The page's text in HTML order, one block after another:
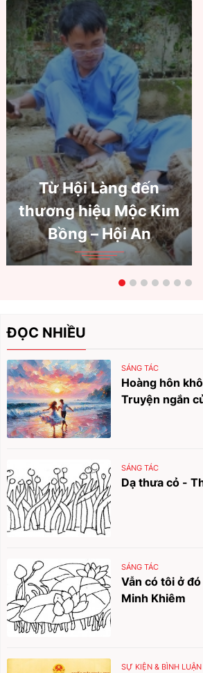
Từ Hội Làng đến
thương hiệu Mộc Kim
Bồng – Hội An
ĐỌC NHIỀU
SÁNG TÁC
Hoàng hôn
Truyện ngắn
SÁNG TÁC
Dạ thưa cỏ -
SÁNG TÁC
Vẫn có tôi ở
Minh Khiêm
SỰ KIỆN & BÌNH LUẬN